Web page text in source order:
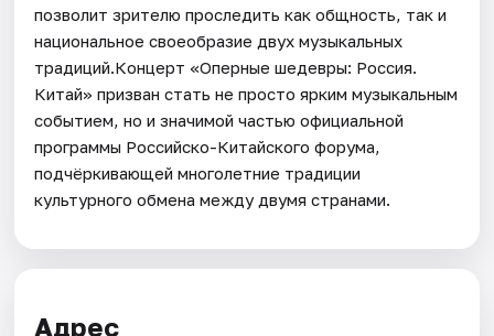
позволит зрителю проследить как общность, так и
национальное своеобразие двух музыкальных
традиций.Концерт «Оперные шедевры: Россия.
Китай» призван стать не просто ярким музыкальным
событием, но и значимой частью официальной
программы Российско-Китайского форума,
подчёркивающей многолетние традиции
культурного обмена между двумя странами.
Адрес